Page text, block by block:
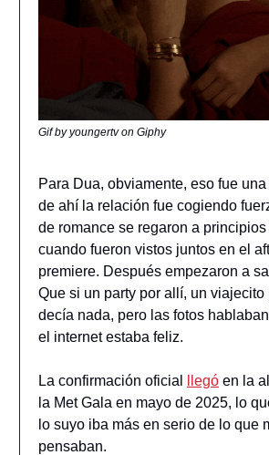
Gif by youngertv on Giphy
Para Dua, obviamente, eso fue
de ahí la relación fue cogiendo
de romance se regaron a principios
cuando fueron vistos juntos en el
premiere. Después empezaron a
Que si un party por allí, un
decía nada, pero las fotos
el internet estaba feliz.
La confirmación oficial llegó en la
la Met Gala en mayo de 2025, lo
lo suyo iba más en serio de lo que
pensaban.